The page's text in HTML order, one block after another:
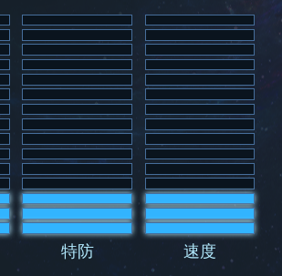
特防 速度